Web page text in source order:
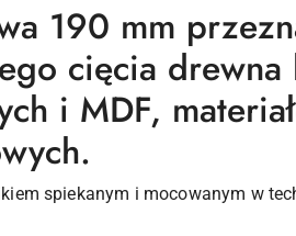
190 mm
cięcia
i MDF,
spiekanym i mocowanym w